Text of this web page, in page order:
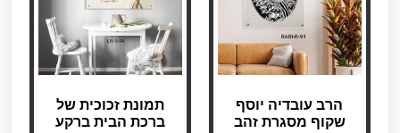
הרב עובדיה יוסף
שקוף מסגרת זהב
תמונת זכוכית של
ברכת הבית ברקע